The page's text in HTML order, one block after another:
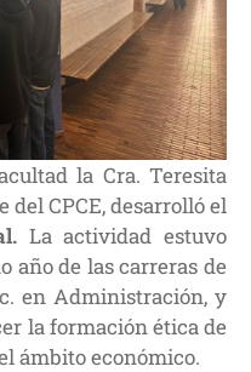
la Cra. Teresita
del CPCE, desarrolló el
La actividad estuvo
año de las carreras de
en Administración, y
la formación ética de
ámbito económico.